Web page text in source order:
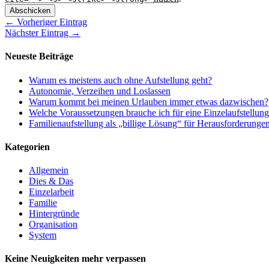
Abschicken
← Vorheriger Eintrag
Nächster Eintrag →
Neueste Beiträge
Warum es meistens auch ohne Aufstellung geht?
Autonomie, Verzeihen und Loslassen
Warum kommt bei meinen Urlauben immer etwas dazwischen?
Welche Voraussetzungen brauche ich für eine
Familienaufstellung als „billige Lösung“ für
Kategorien
Allgemein
Dies & Das
Einzelarbeit
Familie
Hintergründe
Organisation
System
Keine Neuigkeiten mehr verpassen